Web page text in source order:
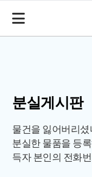
분실게시판
물건을 잃어버리셨
분실한 물품을 등
득자 본인의 전화